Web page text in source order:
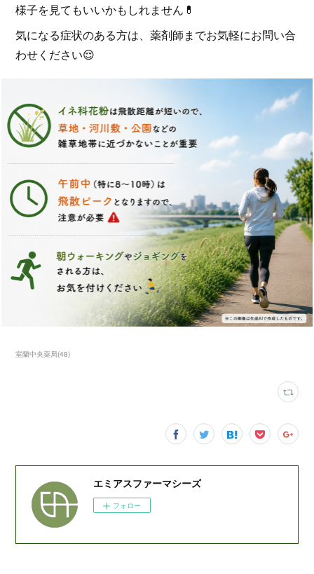
様子を見てもいいかもしれません💊
気になる症状のある方は、薬剤師までお気軽にお問い合
わせください😌
室蘭中央薬局(48)
エミアスファーマシーズ
フォロー